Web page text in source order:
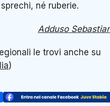
né ruberie.
Adduso
le trovi anche su
)